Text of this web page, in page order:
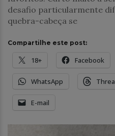
desafio particularmente
quebra-cabeça se
Compartilhe este post:
18+ Facebook
WhatsApp
E-mail